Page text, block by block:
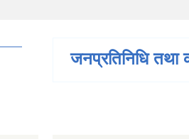
जनप्रतिनिधि तथा